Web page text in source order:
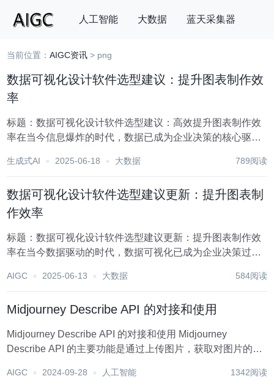
人工智能 大数据 蓝天采集器
搜索
当前位置：AIGC资讯 > png
数据可视化设计软件选型建议：提升图表制作效
率
标题：数据可视化设计软件选型建议：高效提升图表制作效
率在当今信息爆炸的时代，数据已成为企业决策的核心驱动
件应运而生，它们通过直观的图表和图形，帮助用户快速洞
生成式AI 2025-06-18 大数据 789阅读
数据可视化设计软件选型建议更新：提升图表制
作效率
标题：数据可视化设计软件选型建议更新：提升图表制作效
率在当今数据驱动的时代，数据可视化已成为企业决策过程
数据背后的故事，还能加速决策过程，提升业务效率。随着
AIGC 2025-06-13 大数据 584阅读
Midjourney Describe API 的对接和使用
Midjourney Describe API 的对接和使用 Midjourney
Describe API 的主要功能是通过上传图片，获取对图片的描
AIGC 2024-09-28 人工智能 1342阅读